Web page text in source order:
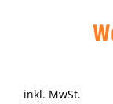
inkl. MwSt.